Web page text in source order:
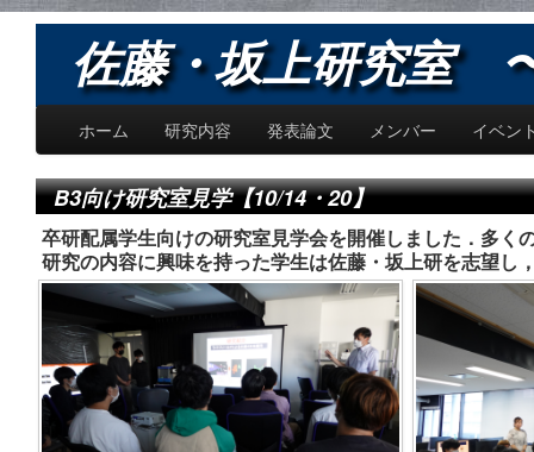
佐藤・坂上研究室
ホーム 研究内容 発表論文 メンバー イベン
B3向け研究室見学【10/14・20】
卒研配属学生向けの研究室見学会を開催しました．多く
研究の内容に興味を持った学生は佐藤・坂上研を志望し